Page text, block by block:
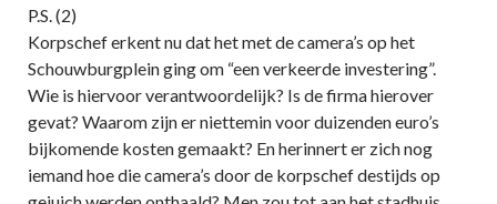
P.S. (2)
Korpschef erkent nu dat het met de camera’s op het
Schouwburgplein ging om “een verkeerde investering”.
Wie is hiervoor verantwoordelijk? Is de firma hierover
gevat? Waarom zijn er niettemin voor duizenden euro’s
bijkomende kosten gemaakt? En herinnert er zich nog
iemand hoe die camera’s door de korpschef destijds op